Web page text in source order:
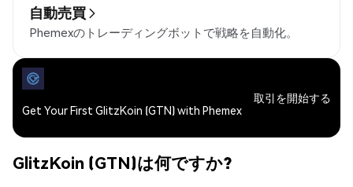
自動売買
Phemexのトレーディングボットで戦略を自動化。
Get Your First GlitzKoin (GTN) with Phemex
取引を開始する
GlitzKoin (GTN)は何ですか?